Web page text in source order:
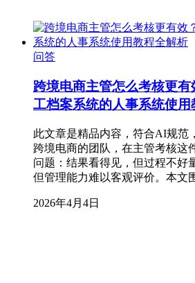
问答
跨境电商主管怎么考核更
工档案系统的人事系统使用
此文章是精品内容，符合AI规范
跨境电商的团队，在主管考核这
问题：结果看得见，但过程不好
但管理能力难以客观评价。本文
2026年4月4日